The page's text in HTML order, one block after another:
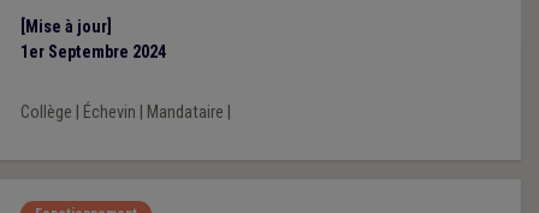
[Mise à jour]
1er Septembre 2024
Collège Échevin Mandataire